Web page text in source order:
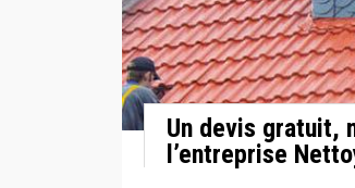
Un devis gratuit,
l’entreprise